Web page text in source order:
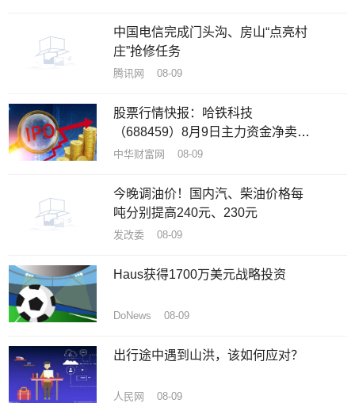
中国电信完成门头沟、房山“点亮村
庄”抢修任务
腾讯网 08-09
股票行情快报：哈铁科技
（688459）8月9日主力资金净卖出
58.64万元
中华财富网 08-09
今晚调油价！国内汽、柴油价格每
吨分别提高240元、230元
发改委 08-09
Haus获得1700万美元战略投资
DoNews 08-09
出行途中遇到山洪，该如何应对？
人民网 08-09